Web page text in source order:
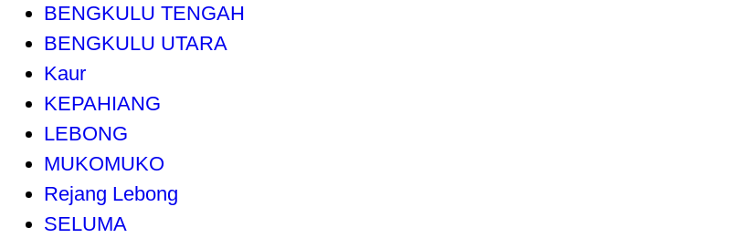
BENGKULU TENGAH
BENGKULU UTARA
Kaur
KEPAHIANG
LEBONG
MUKOMUKO
Rejang Lebong
SELUMA